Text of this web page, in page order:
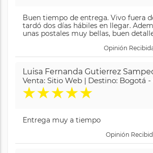
Buen tiempo de entrega. Vivo fuera
tardó dos días hábiles en llegar.
unas postales muy bellas, buen
Opinión
Luisa Fernanda Gutierrez
Venta: Sitio Web | Destino: Bogotá
★★★★★
Entrega muy a tiempo
Opinión